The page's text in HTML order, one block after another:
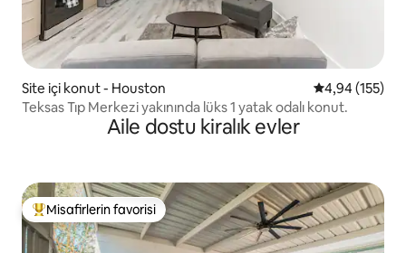
Site içi konut - Houston 5 üzerinden
4,94 (155)
Teksas Tıp Merkezi yakınında lüks 1 yatak odalı konut.
Aile dostu kiralık evler
Misafirlerin favorilerinden en beğenilenler arasında
Misafirlerin favorisi